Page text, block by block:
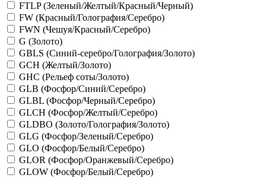
FTLP (Зеленый/Желтый/Красный/Черный)
FW (Красный/Голография/Серебро)
FWN (Чешуя/Красный/Серебро)
G (Золото)
GBLS (Синий-серебро/Голография/Золото)
GCH (Желтый/Золото)
GHC (Рельеф соты/Золото)
GLB (Фосфор/Синий/Серебро)
GLBL (Фосфор/Черный/Серебро)
GLCH (Фосфор/Желтый/Серебро)
GLDBO (Золото/Голография/Золото)
GLG (Фосфор/Зеленый/Серебро)
GLO (Фосфор/Белый/Серебро)
GLOR (Фосфор/Оранжевый/Серебро)
GLOW (Фосфор/Белый/Серебро)